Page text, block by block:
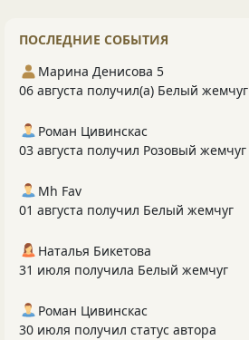
ПОСЛЕДНИЕ СОБЫТИЯ
Марина Денисова 5
06 августа получил(а) Белый жемчуг
Роман Цивинскас
03 августа получил Розовый жемчуг
Mh Fav
01 августа получил Белый жемчуг
Наталья Бикетова
31 июля получила Белый жемчуг
Роман Цивинскас
30 июля получил статус автора